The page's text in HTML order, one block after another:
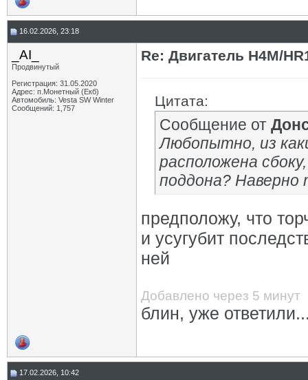
16.02.2026, 23:18
_AI_
Продвинутый
Регистрация: 31.05.2020
Адрес: п.Монетный (Екб)
Автомобиль: Vesta SW Winter
Сообщений: 1,757
Re: Двигатель H4M/
Цитата:
Сообщение от
Любопытно, из
расположена
поддона? Наверно
предположу, что
и усугубит
ней
Добавлено через 5 минут
блин, уже
17.02.2026, 10:42